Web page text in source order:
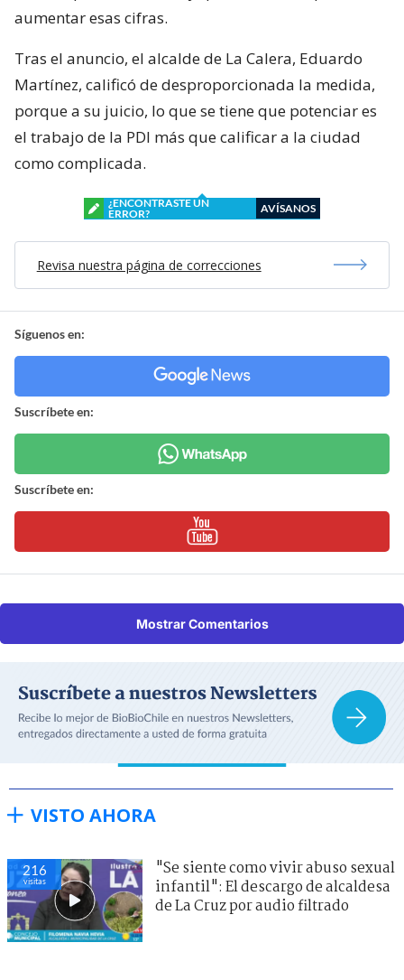
aumentar esas cifras.
Tras el anuncio, el alcalde de La Calera, Eduardo
Martínez, calificó de desproporcionada la medida,
porque a su juicio, lo que se tiene que potenciar es
el trabajo de la PDI más que calificar a la ciudad
como complicada.
¿ENCONTRASTE UN
ERROR?
AVÍSANOS
Revisa nuestra página de correcciones
Síguenos en:
Suscríbete en:
Suscríbete en:
Mostrar Comentarios
VISTO AHORA
216
visitas
"Se siente como vivir abuso sexual
infantil": El descargo de alcaldesa
de La Cruz por audio filtrado